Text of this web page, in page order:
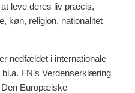
leve deres liv præcis,
køn, religion, nationalitet
nedfældet i internationale
FN’s Verdenserklæring
Den Europæiske